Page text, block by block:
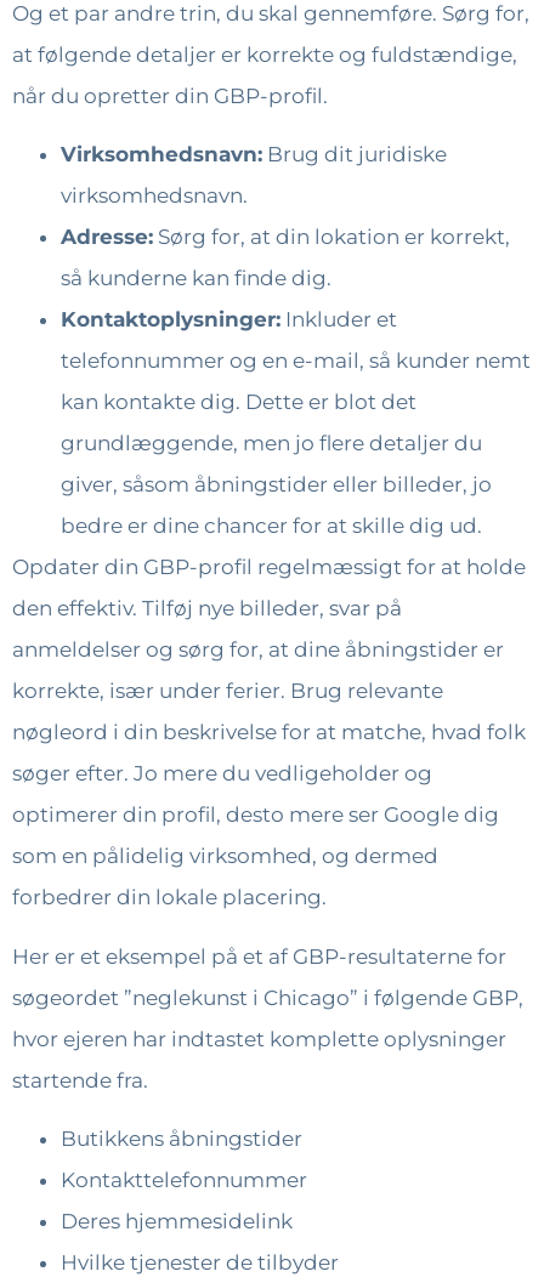
Og et par andre trin, du skal gennemføre. Sørg for,
at følgende detaljer er korrekte og fuldstændige,
når du opretter din GBP-profil.
Virksomhedsnavn: Brug dit juridiske
virksomhedsnavn.
Adresse: Sørg for, at din lokation er korrekt,
så kunderne kan finde dig.
Kontaktoplysninger: Inkluder et
telefonnummer og en e-mail, så kunder nemt
kan kontakte dig. Dette er blot det
grundlæggende, men jo flere detaljer du
giver, såsom åbningstider eller billeder, jo
bedre er dine chancer for at skille dig ud.
Opdater din GBP-profil regelmæssigt for at holde
den effektiv. Tilføj nye billeder, svar på
anmeldelser og sørg for, at dine åbningstider er
korrekte, især under ferier. Brug relevante
nøgleord i din beskrivelse for at matche, hvad folk
søger efter. Jo mere du vedligeholder og
optimerer din profil, desto mere ser Google dig
som en pålidelig virksomhed, og dermed
forbedrer din lokale placering.
Her er et eksempel på et af GBP-resultaterne for
søgeordet ”neglekunst i Chicago” i følgende GBP,
hvor ejeren har indtastet komplette oplysninger
startende fra.
Butikkens åbningstider
Kontakttelefonnummer
Deres hjemmesidelink
Hvilke tjenester de tilbyder